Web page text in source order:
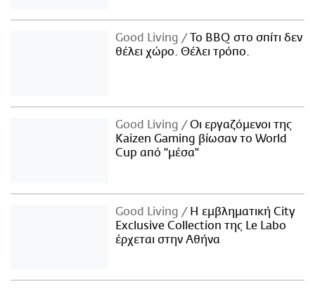
Good Living
Το BBQ στο σπίτι δεν
θέλει χώρο. Θέλει τρόπο.
Good Living
Οι εργαζόμενοι της
Kaizen Gaming βίωσαν το World
Cup από "μέσα"
Good Living
Η εμβληματική City
Exclusive Collection της Le Labo
έρχεται στην Αθήνα